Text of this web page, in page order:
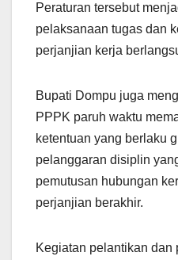
Peraturan tersebut
pelaksanaan tugas dan
perjanjian kerja
Bupati Dompu juga
PPPK paruh waktu
ketentuan yang berlaku
pelanggaran disiplin
pemutusan hubungan
perjanjian berakhir.
Kegiatan pelantikan dan